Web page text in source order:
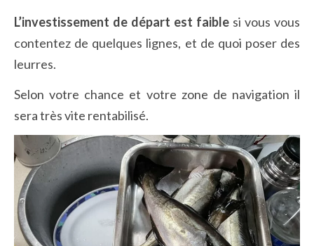
L’investissement de départ est faible si vous vous
contentez de quelques lignes, et de quoi poser des
leurres.
Selon votre chance et votre zone de navigation il
sera très vite rentabilisé.